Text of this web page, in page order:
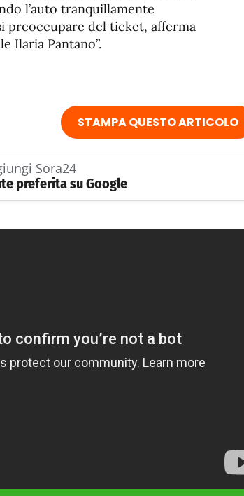
l’auto tranquillamente
preoccupare del ticket, afferma
Ilaria Pantano”.
STAMPA QUESTO ARTICOLO
Sora24
preferita su Google